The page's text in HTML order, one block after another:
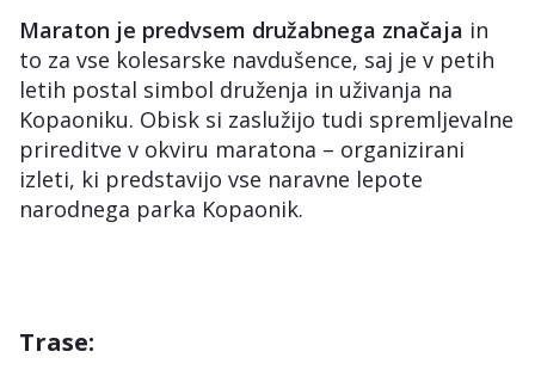
Maraton je predvsem družabnega značaja in
to za vse kolesarske navdušence, saj je v petih
letih postal simbol druženja in uživanja na
Kopaoniku. Obisk si zaslužijo tudi spremljevalne
prireditve v okviru maratona – organizirani
izleti, ki predstavijo vse naravne lepote
narodnega parka Kopaonik.
Trase: